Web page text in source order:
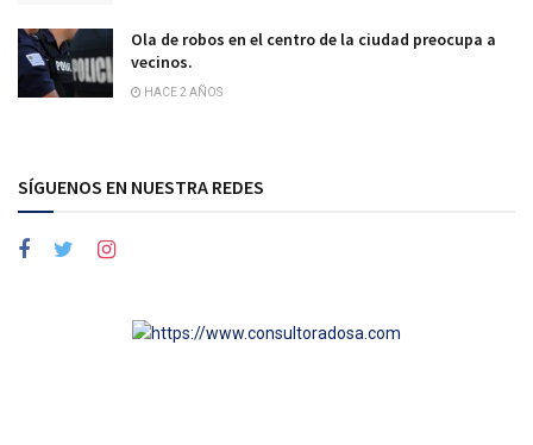
Ola de robos en el centro de la ciudad preocupa a
vecinos.
HACE 2 AÑOS
SÍGUENOS EN NUESTRA REDES